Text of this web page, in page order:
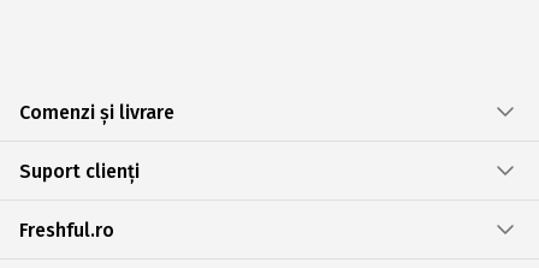
Comenzi și livrare
Suport clienți
Freshful.ro